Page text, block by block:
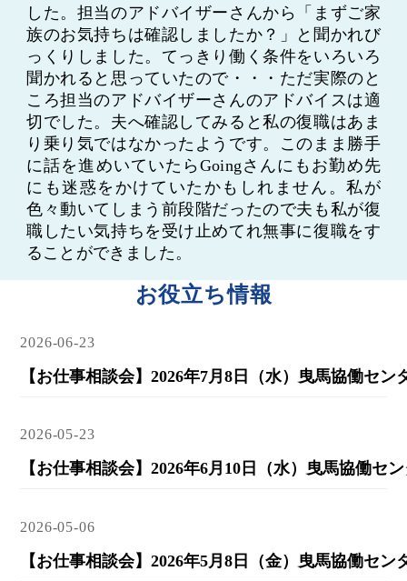
した。担当のアドバイザーさんから「まずご家
族のお気持ちは確認しましたか？」と聞かれび
っくりしました。てっきり働く条件をいろいろ
聞かれると思っていたので・・・ただ実際のと
ころ担当のアドバイザーさんのアドバイスは適
切でした。夫へ確認してみると私の復職はあま
り乗り気ではなかったようです。このまま勝手
に話を進めいていたらGoingさんにもお勤め先
にも迷惑をかけていたかもしれません。私が
色々動いてしまう前段階だったので夫も私が復
職したい気持ちを受け止めてれ無事に復職をす
ることができました。
お役立ち情報
2026-06-23
2026-05-23
2026-05-06